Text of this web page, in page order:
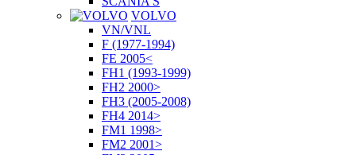
VOLVO
VN/VNL
F (1977-1994)
FE 2005<
FH1 (1993-1999)
FH2 2000>
FH3 (2005-2008)
FH4 2014>
FM1 1998>
FM2 2001>